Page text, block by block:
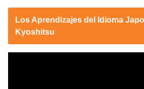
Los Aprendizajes del Idioma
Kyoshitsu